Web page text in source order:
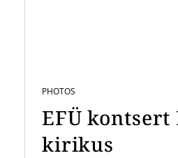
PHOTOS
EFÜ kontsert
kirikus